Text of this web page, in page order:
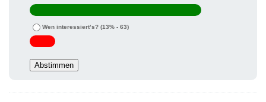
Wen interessiert’s? (13% - 63)